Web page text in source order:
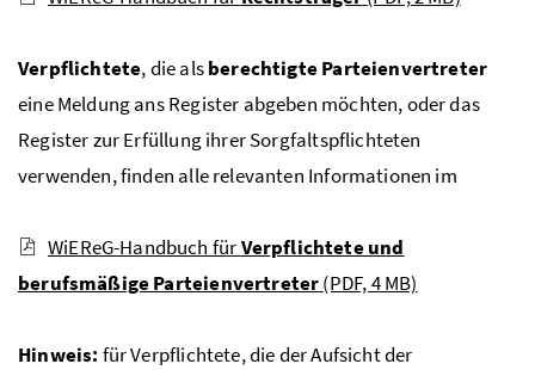
Verpflichtete, die alsberechtigte Parteienvertreter
eine Meldung ans Register abgeben möchten, oder das
Register zur Erfüllung ihrer Sorgfaltspflichteten
verwenden, finden alle relevanten Informationen im
WiEReG-Handbuch fürVerpflichtete und
berufsmäßige Parteienvertreter(PDF, 4 MB)
Hinweis: für Verpflichtete, die der Aufsicht der